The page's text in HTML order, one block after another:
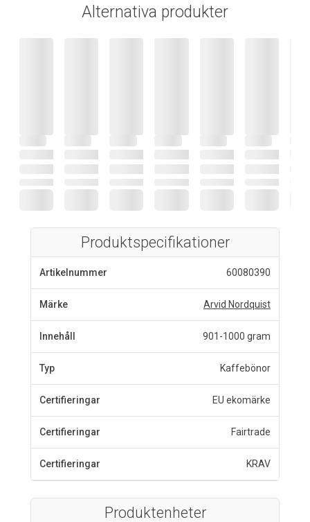
Alternativa produkter
Produktspecifikationer
Artikelnummer 60080390
Märke Arvid Nordquist
Innehåll 901-1000 gram
Typ Kaffebönor
Certifieringar EU ekomärke
Certifieringar Fairtrade
Certifieringar KRAV
Produktenheter